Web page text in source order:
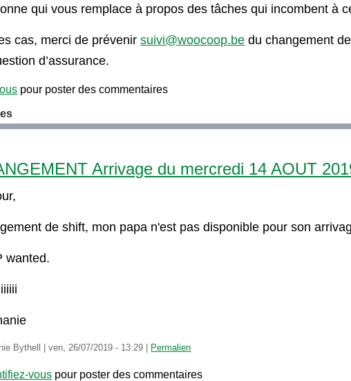
qui vous remplace à propos des tâches qui incombent à
cas, merci de prévenirsuivi@woocoop.be du changement
d’assurance.
pour poster des commentaires
Arrivage du mercredi 14 AOUT
de shift, mon papa n'est pas disponible pour son
wanted.
Bythell |ven, 26/07/2019 - 13:29 | Permalien
vous pour poster des commentaires